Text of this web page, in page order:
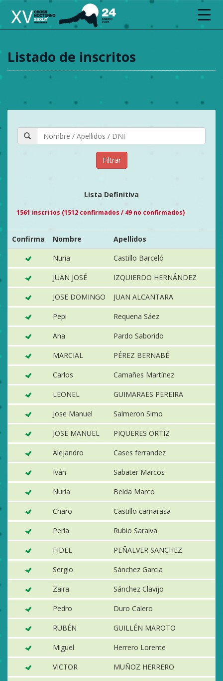
Listado de inscritos
Filtrar
Lista Definitiva
1561 inscritos (1512 confirmados / 49 no confirmados)
Confirma Nombre Apellidos
Nuria Castillo Barceló
JUAN JOSÉ IZQUIERDO HERNÁNDEZ
JOSE DOMINGO JUAN ALCANTARA
Pepi Requena Sáez
Ana Pardo Saborido
MARCIAL PÉREZ BERNABÉ
Carlos Camañes Martínez
LEONEL GUIMARAES PEREIRA
Jose Manuel Salmeron Simo
JOSE MANUEL PIQUERES ORTIZ
Alejandro Cases ferrandez
Iván Sabater Marcos
Nuria Belda Marco
Charo Castillo camarasa
Perla Rubio Saraiva
FIDEL PEÑALVER SANCHEZ
Sergio Sánchez Garcia
Zaira Sánchez Clavijo
Pedro Duro Calero
RUBÉN GUILLÉN MAROTO
Miguel Herrero Lorente
VICTOR MUÑOZ HERRERO